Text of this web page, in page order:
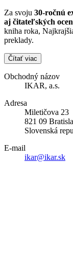
Za svoju 30-ročnú
aj čitateľských
kniha roka,
preklady.
Čítať viac
Obchodný názov
IKAR, a.s.
Adresa
Miletičova 23
821 09
Slovenská
E-mail
ikar@ikar.sk